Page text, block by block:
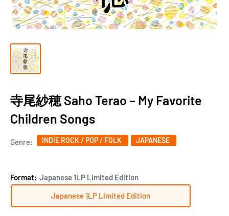
寺尾紗穂 Saho Terao ‎– My Favorite
Children Songs
Genre: INDIE ROCK / POP / FOLK JAPANESE
Format: Japanese 1LP Limited Edition
Japanese 1LP Limited Edition